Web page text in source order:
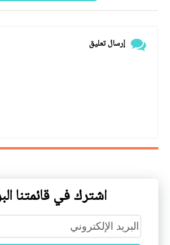
إرسال تعليق
اشترك في قائمتنا